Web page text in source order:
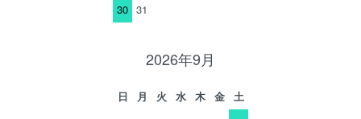
30 31
2026年9月
日 月 火 水 木 金
土